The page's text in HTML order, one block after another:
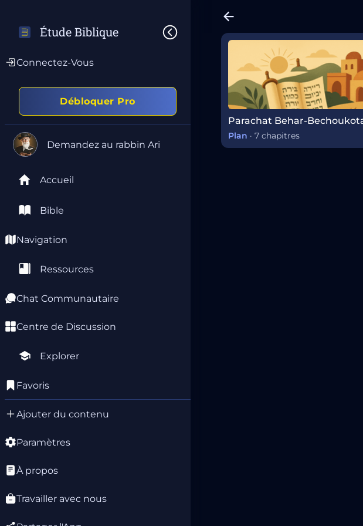
Étude Biblique
Connectez-Vous
Débloquer Pro
Demandez au rabbin Ari
Accueil
Bible
Navigation
Ressources
Chat Communautaire
Centre de Discussion
Explorer
Favoris
Ajouter du contenu
Paramètres
À propos
Travailler avec nous
Plan · 7 chapitres